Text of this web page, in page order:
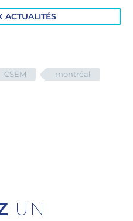
ACTUALITÉS
CSEM montréal
UN